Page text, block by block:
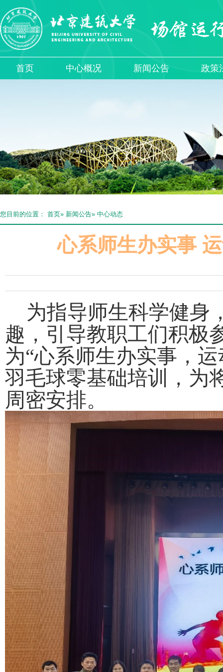
首页 中心概况 新闻公告 政策
您目前的位置： 首页» 新闻公告» 中心动态
心系师生办实事
为指导师生科学健身
趣，引导教职工们积极
为“心系师生办实事，
羽毛球零基础培训，为
周密安排。